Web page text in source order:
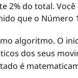
2% do total.
que o Número
algoritmo. O
dos seus
é